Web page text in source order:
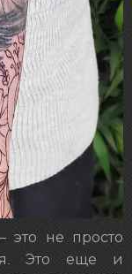
это не просто
Это еще и